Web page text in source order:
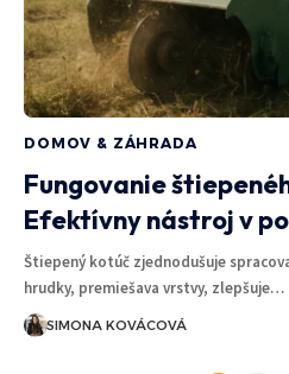
DOMOV & ZÁHRADA
Fungovanie
Efektívny nástroj v
Štiepený kotúč zjednodušuje
hrudky, premiešava vrstvy, zlepšuje…
SIMONA KOVÁCOVÁ